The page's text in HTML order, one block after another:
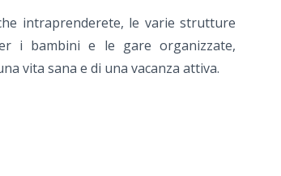
intraprenderete, le varie strutture
i bambini e le gare organizzate,
vita sana e di una vacanza attiva.